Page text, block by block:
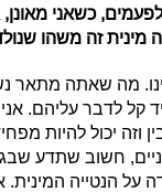
כשאני
מינית זה משהו
מה שאתה מתאר
קל לדבר עליהם.
יכול להיות
חשוב שתדע
על הנטייה